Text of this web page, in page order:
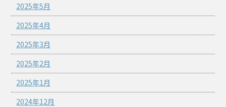
2025年5月
2025年4月
2025年3月
2025年2月
2025年1月
2024年12月